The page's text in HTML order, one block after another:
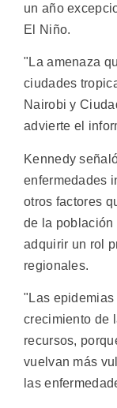
un año
El Niño.
"La amenaza
ciudades
Nairobi y
advierte el
Kennedy
enfermedades
otros factores
de la población
adquirir un rol
regionales.
"Las epidemias
crecimiento de
recursos,
vuelvan más
las